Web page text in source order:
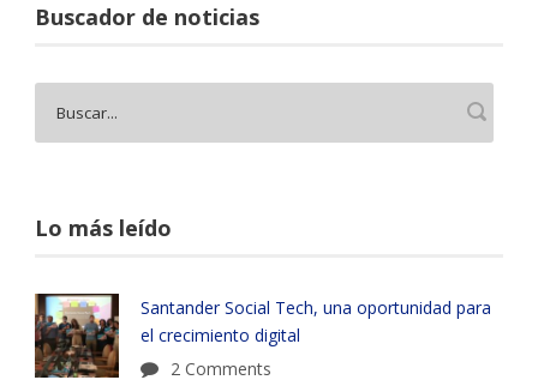
Buscador de noticias
Lo más leído
Santander Social Tech, una oportunidad para
el crecimiento digital
2 Comments